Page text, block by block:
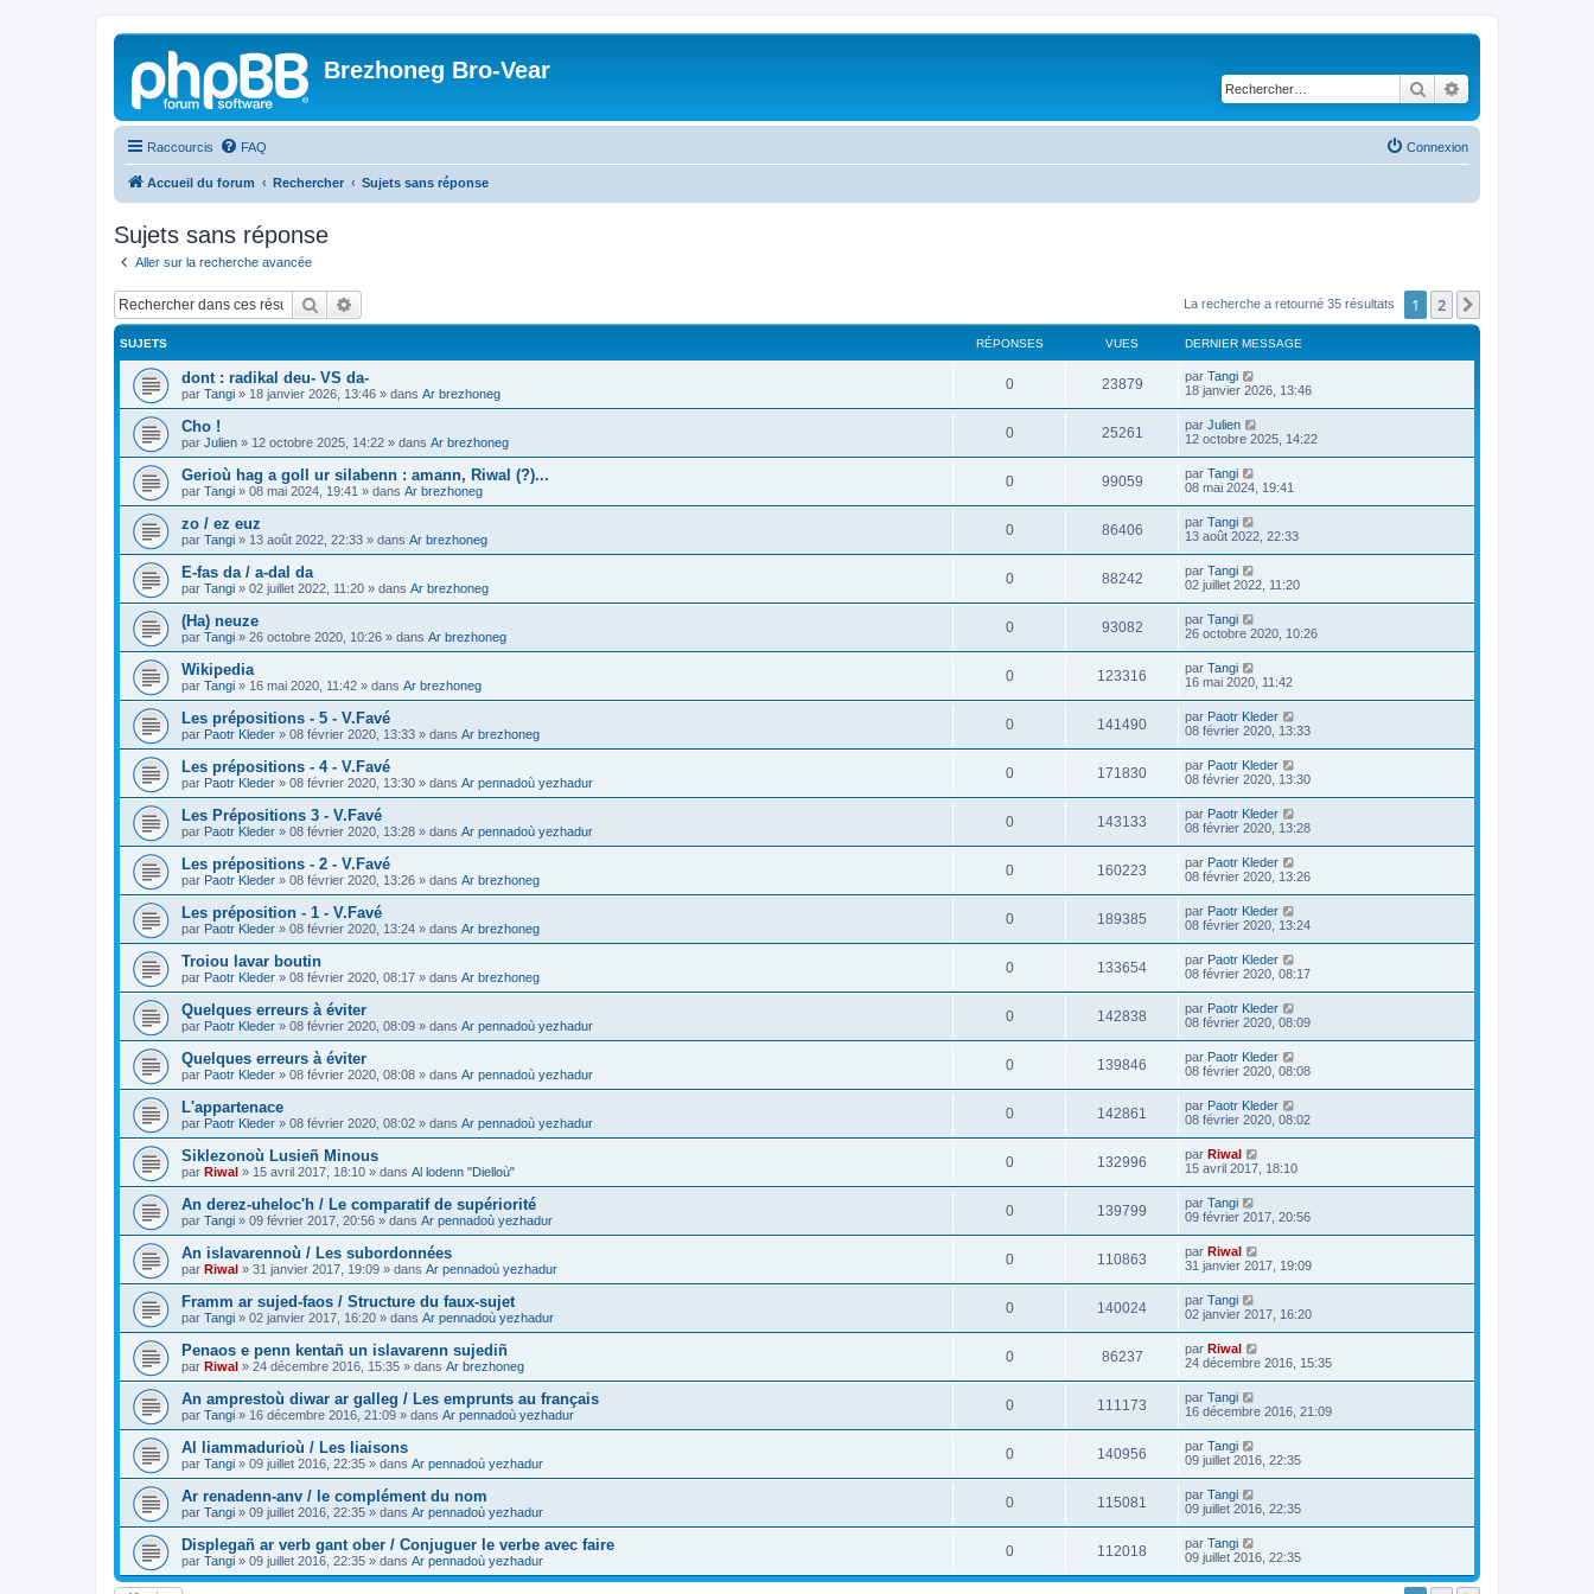
Brezhoneg Bro-Vear
Rechercher
Raccourcis FAQ Connexion
Accueil du forum Rechercher Sujets sans réponse
Sujets sans réponse
Aller sur la recherche avancée
Rechercher La recherche a retourné 35 résultats 1 2
SUJETS RÉPONSES VUES DERNIER MESSAGE
dont : radikal deu- VS da-
par Tangi » 18 janvier 2026, 13:46 » dans Ar brezhoneg
0 23879 par Tangi
18 janvier 2026, 13:46
Cho !
par Julien » 12 octobre 2025, 14:22 » dans Ar brezhoneg
0 25261 par Julien
12 octobre 2025, 14:22
Gerioù hag a goll ur silabenn : amann, Riwal (?)...
par Tangi » 08 mai 2024, 19:41 » dans Ar brezhoneg
0 99059 par Tangi
08 mai 2024, 19:41
zo / ez euz
par Tangi » 13 août 2022, 22:33 » dans Ar brezhoneg
0 86406 par Tangi
13 août 2022, 22:33
E-fas da / a-dal da
par Tangi » 02 juillet 2022, 11:20 » dans Ar brezhoneg
0 88242 par Tangi
02 juillet 2022, 11:20
(Ha) neuze
par Tangi » 26 octobre 2020, 10:26 » dans Ar brezhoneg
0 93082 par Tangi
26 octobre 2020, 10:26
Wikipedia
par Tangi » 16 mai 2020, 11:42 » dans Ar brezhoneg
0 123316 par Tangi
16 mai 2020, 11:42
Les prépositions - 5 - V.Favé
par Paotr Kleder » 08 février 2020, 13:33 » dans Ar brezhoneg
0 141490 par Paotr Kleder
08 février 2020, 13:33
Les prépositions - 4 - V.Favé
par Paotr Kleder » 08 février 2020, 13:30 » dans Ar pennadoù yezhadur
0 171830 par Paotr Kleder
08 février 2020, 13:30
Les Prépositions 3 - V.Favé
par Paotr Kleder » 08 février 2020, 13:28 » dans Ar pennadoù yezhadur
0 143133 par Paotr Kleder
08 février 2020, 13:28
Les prépositions - 2 - V.Favé
par Paotr Kleder » 08 février 2020, 13:26 » dans Ar brezhoneg
0 160223 par Paotr Kleder
08 février 2020, 13:26
Les préposition - 1 - V.Favé
par Paotr Kleder » 08 février 2020, 13:24 » dans Ar brezhoneg
0 189385 par Paotr Kleder
08 février 2020, 13:24
Troiou lavar boutin
par Paotr Kleder » 08 février 2020, 08:17 » dans Ar brezhoneg
0 133654 par Paotr Kleder
08 février 2020, 08:17
Quelques erreurs à éviter
par Paotr Kleder » 08 février 2020, 08:09 » dans Ar pennadoù yezhadur
0 142838 par Paotr Kleder
08 février 2020, 08:09
Quelques erreurs à éviter
par Paotr Kleder » 08 février 2020, 08:08 » dans Ar pennadoù yezhadur
0 139846 par Paotr Kleder
08 février 2020, 08:08
L'appartenace
par Paotr Kleder » 08 février 2020, 08:02 » dans Ar pennadoù yezhadur
0 142861 par Paotr Kleder
08 février 2020, 08:02
Siklezonoù Lusieñ Minous
par Riwal » 15 avril 2017, 18:10 » dans Al lodenn "Dielloù"
0 132996 par Riwal
15 avril 2017, 18:10
An derez-uheloc'h / Le comparatif de supériorité
par Tangi » 09 février 2017, 20:56 » dans Ar pennadoù yezhadur
0 139799 par Tangi
09 février 2017, 20:56
An islavarennoù / Les subordonnées
par Riwal » 31 janvier 2017, 19:09 » dans Ar pennadoù yezhadur
0 110863 par Riwal
31 janvier 2017, 19:09
Framm ar sujed-faos / Structure du faux-sujet
par Tangi » 02 janvier 2017, 16:20 » dans Ar pennadoù yezhadur
0 140024 par Tangi
02 janvier 2017, 16:20
Penaos e penn kentañ un islavarenn sujediñ
par Riwal » 24 décembre 2016, 15:35 » dans Ar brezhoneg
0 86237 par Riwal
24 décembre 2016, 15:35
An amprestoù diwar ar galleg / Les emprunts au français
par Tangi » 16 décembre 2016, 21:09 » dans Ar pennadoù yezhadur
0 111173 par Tangi
16 décembre 2016, 21:09
Al liammadurioù / Les liaisons
par Tangi » 09 juillet 2016, 22:35 » dans Ar pennadoù yezhadur
0 140956 par Tangi
09 juillet 2016, 22:35
Ar renadenn-anv / le complément du nom
par Tangi » 09 juillet 2016, 22:35 » dans Ar pennadoù yezhadur
0 115081 par Tangi
09 juillet 2016, 22:35
Displegañ ar verb gant ober / Conjuguer le verbe avec faire
par Tangi » 09 juillet 2016, 22:35 » dans Ar pennadoù yezhadur
0 112018 par Tangi
09 juillet 2016, 22:35